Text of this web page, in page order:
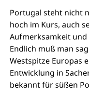
Portugal steht nicht
hoch im Kurs, auch
Aufmerksamkeit
Endlich muß man
Westspitze Europas
Entwicklung in
bekannt für süßen